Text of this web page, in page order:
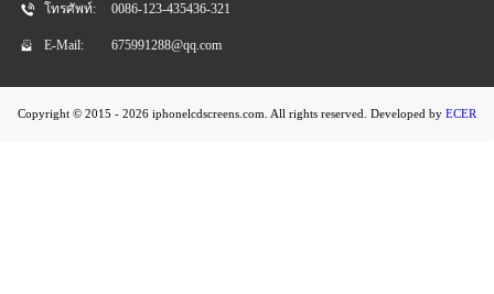
โทรศัพท์: 0086-123-435436-321
E-Mail: 675991288@qq.com
Copyright © 2015 - 2026 iphonelcdscreens.com. All rights reserved. Developed by ECER